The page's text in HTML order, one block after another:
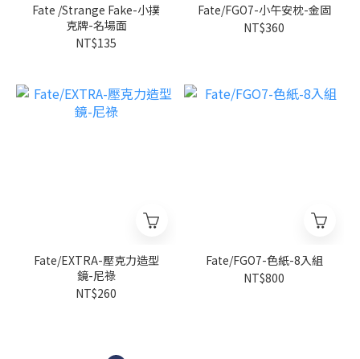
Fate /Strange Fake-小撲
克牌-名場面
NT$135
Fate/FGO7-小午安枕-金固
NT$360
Fate/EXTRA-壓克力造型
鏡-尼祿
NT$260
Fate/FGO7-色紙-8入組
NT$800